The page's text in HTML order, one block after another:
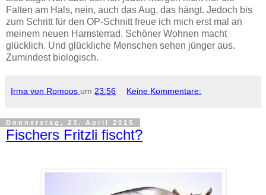
Falten am Hals, nein, auch das Aug, das hängt. Jedoch bis
zum Schritt für den OP-Schnitt freue ich mich erst mal an
meinem neuen Hamsterrad. Schöner Wohnen macht
glücklich. Und glückliche Menschen sehen jünger aus.
Zumindest biologisch.
Irma von Romoos um 23:56 Keine Kommentare:
Donnerstag, 23. April 2015
Fischers Fritzli fischt?